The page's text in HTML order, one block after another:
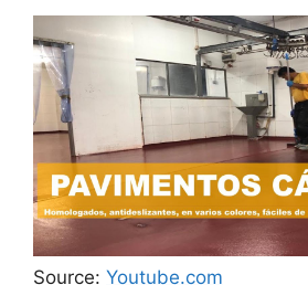
Source: Youtube.com